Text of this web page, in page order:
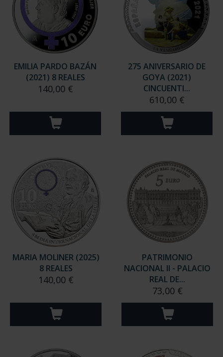
EMILIA PARDO BAZÁN
(2021) 8 REALES
140,00 €
275 ANIVERSARIO DE
GOYA (2021)
CINCUENTI...
610,00 €
MARIA MOLINER (2025)
8 REALES
140,00 €
PATRIMONIO
NACIONAL II - PALACIO
REAL DE...
73,00 €